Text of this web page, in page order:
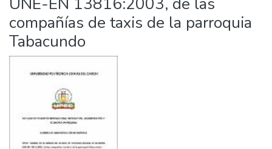
compañías de taxis de la parroquia
Tabacundo